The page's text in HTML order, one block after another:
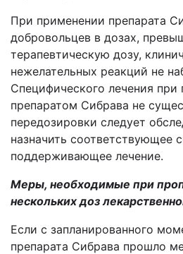
При применении препарата
добровольцев в дозах,
терапевтическую дозу,
нежелательных реакций не
Специфического лечения при
препаратом Сибрава не
передозировки следует
назначить соответствующее
поддерживающее лечение.
Меры, необходимые при
нескольких доз
Если с запланированного
препарата Сибрава прошло